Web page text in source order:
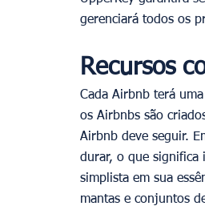
gerenciará todos os
Recursos
Cada Airbnb terá
os Airbnbs são
Airbnb deve seguir.
durar, o que significa
simplista em sua
mantas e conjuntos